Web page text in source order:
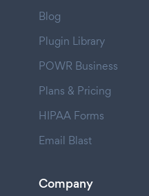
Blog
Plugin Library
POWR Business
Plans & Pricing
HIPAA Forms
Email Blast
Company